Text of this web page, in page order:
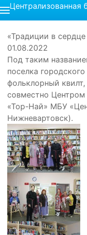
Централизованная
«Традиции в
01.08.2022
Под таким
поселка
фольклорный
совместно
«Тор-Най» МБУ
Нижневартовск).